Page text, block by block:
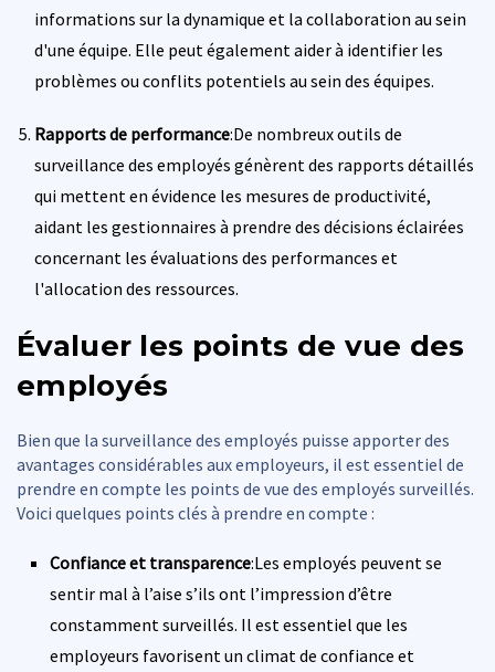
informations sur la dynamique et la collaboration au sein
d'une équipe. Elle peut également aider à identifier les
problèmes ou conflits potentiels au sein des équipes.
Rapports de performance:De nombreux outils de
surveillance des employés génèrent des rapports détaillés
qui mettent en évidence les mesures de productivité,
aidant les gestionnaires à prendre des décisions éclairées
concernant les évaluations des performances et
l'allocation des ressources.
Évaluer les points de vue des
employés
Bien que la surveillance des employés puisse apporter des
avantages considérables aux employeurs, il est essentiel de
prendre en compte les points de vue des employés surveillés.
Voici quelques points clés à prendre en compte :
Confiance et transparence:Les employés peuvent se
sentir mal à l’aise s’ils ont l’impression d’être
constamment surveillés. Il est essentiel que les
employeurs favorisent un climat de confiance et